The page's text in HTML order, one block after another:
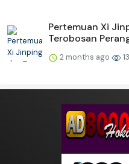
Pertemuan Xi
Terobosan
2 months ago